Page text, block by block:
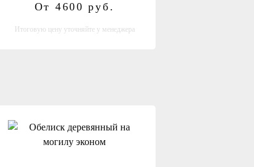
От 4600 руб.
Итоговую цену уточняйте у менеджера